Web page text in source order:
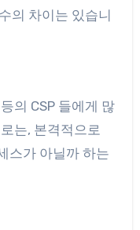
의 차이는 있습니
의 CSP 들에게 많
는, 본격적으로
스가 아닐까 하는